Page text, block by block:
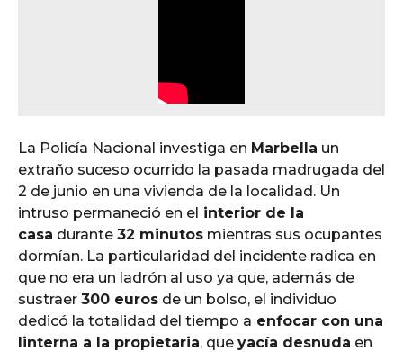
La Policía Nacional investiga en Marbella un
extraño suceso ocurrido la pasada madrugada del
2 de junio en una vivienda de la localidad. Un
intruso permaneció en el interior de la
casa durante 32 minutos mientras sus ocupantes
dormían. La particularidad del incidente radica en
que no era un ladrón al uso ya que, además de
sustraer 300 euros de un bolso, el individuo
dedicó la totalidad del tiempo a enfocar con una
linterna a la propietaria, que yacía desnuda en